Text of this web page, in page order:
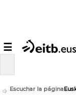
☰
Escuchar la página